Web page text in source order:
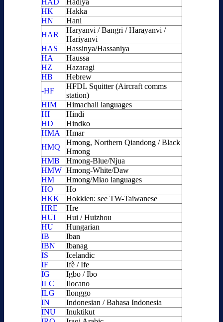
HAD
Hadiya
HK
Hakka
HN
Hani
HAR
Haryanvi / Bangri / Harayanvi /
Hariyanvi
HAS
Hassinya/Hassaniya
HA
Haussa
HZ
Hazaragi
HB
Hebrew
-HF
HFDL Squitter (Aircraft comms
station)
HIM
Himachali languages
HI
Hindi
HD
Hindko
HMA
Hmar
HMQ
Hmong, Northern Qiandong / Black
Hmong
HMB
Hmong-Blue/Njua
HMW Hmong-White/Daw
HM
Hmong/Miao languages
HO
Ho
HKK
Hokkien: see TW-Taiwanese
HRE
Hre
HUI
Hui / Huizhou
HU
Hungarian
IB
Iban
IBN
Ibanag
IS
Icelandic
IF
Ifè / Ife
IG
Igbo / Ibo
ILC
Ilocano
ILG
Ilonggo
IN
Indonesian / Bahasa Indonesia
INU
Inuktikut